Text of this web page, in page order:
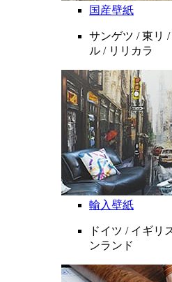
国産壁紙
サンゲツ / 東リ
ル / リリカラ
輸入壁紙
ドイツ / イギリ
ンランド